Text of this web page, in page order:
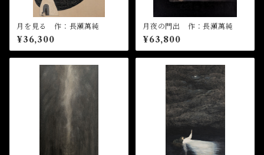
月を見る 作：長瀬萬純
¥36,300
月夜の門出 作：長瀬萬純
¥63,800